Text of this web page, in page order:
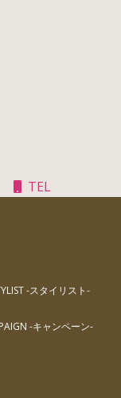
TEL
-スタイリスト-
-キャンペーン-